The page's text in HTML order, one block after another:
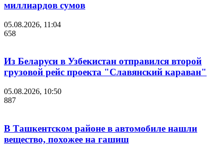
миллиардов сумов
05.08.2026, 11:04
658
Из Беларуси в Узбекистан отправился второй
грузовой рейс проекта "Славянский караван"
05.08.2026, 10:50
887
В Ташкентском районе в автомобиле нашли
вещество, похожее на гашиш